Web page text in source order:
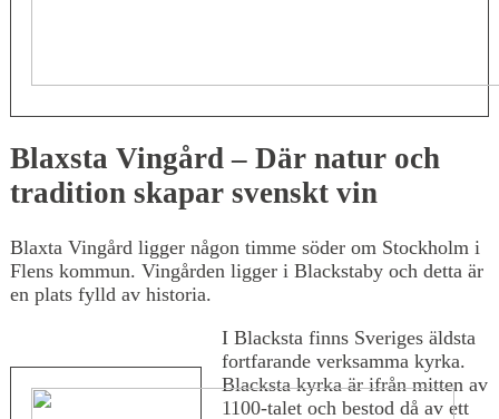
Blaxsta Vingård – Där natur och
tradition skapar svenskt vin
Blaxta Vingård ligger någon timme söder om Stockholm i
Flens kommun. Vingården ligger i Blackstaby och detta är
en plats fylld av historia.
I Blacksta finns Sveriges äldsta
fortfarande verksamma kyrka.
Blacksta kyrka är ifrån mitten av
1100-talet och bestod då av ett